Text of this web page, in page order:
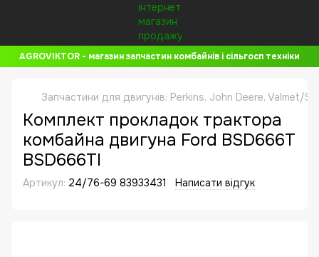
AGROVIKTOR - магазин запчастин комбайнів і сільгосп техніки
Запчастини для двигунів: Perkins, John Deere, Valmet/
Комплект прокладок трактора
комбайна двигуна Ford BSD666T
BSD666TI
Артикул: 24/76-69 83933431 Написати відгук